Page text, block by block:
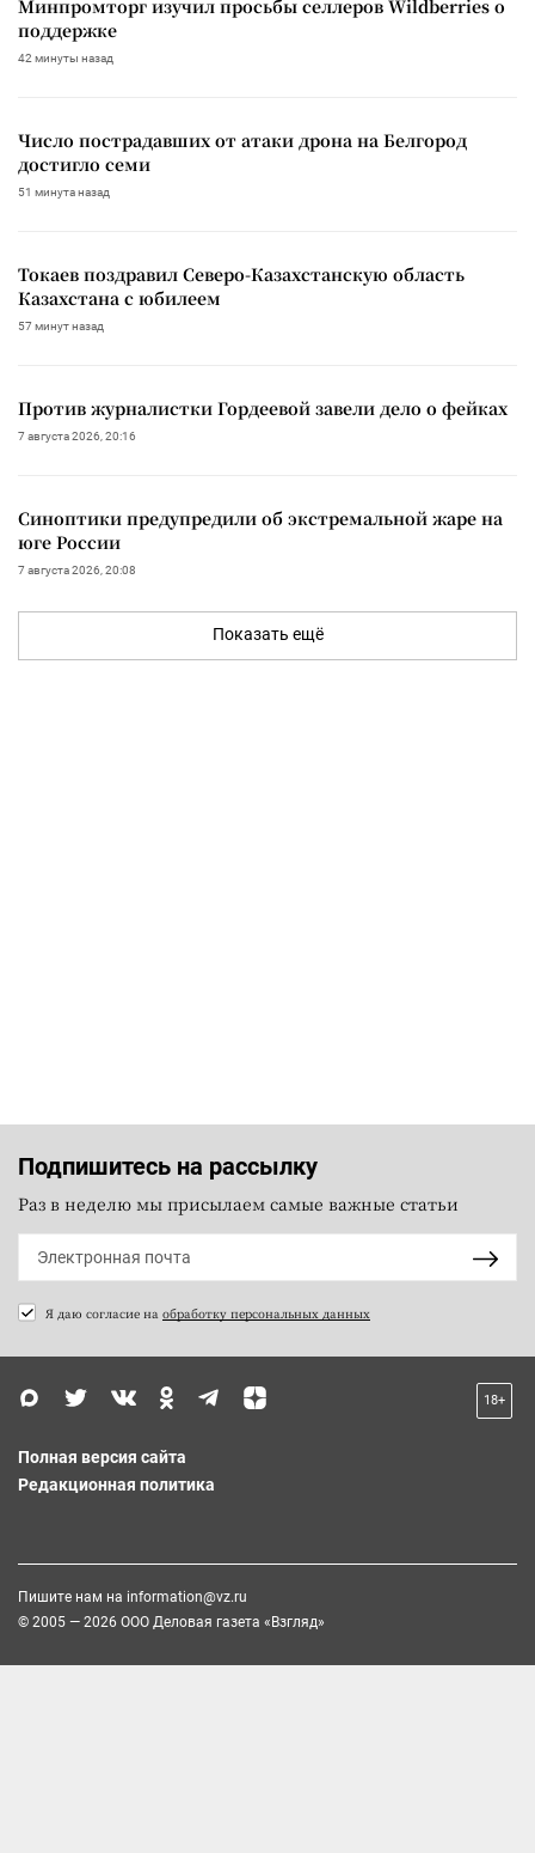
Минпромторг изучил просьбы селлеров Wildberries о
поддержке
42 минуты назад
Число пострадавших от атаки дрона на Белгород
достигло семи
51 минута назад
Токаев поздравил Северо-Казахстанскую область
Казахстана с юбилеем
57 минут назад
Против журналистки Гордеевой завели дело о фейках
7 августа 2026, 20:16
Синоптики предупредили об экстремальной жаре на
юге России
7 августа 2026, 20:08
Показать ещё
Подпишитесь на рассылку
Раз в неделю мы присылаем самые важные статьи
Я даю согласие на обработку персональных данных
18+
Полная версия сайта
Редакционная политика
Пишите нам на information@vz.ru
© 2005 — 2026 ООО Деловая газета «Взгляд»